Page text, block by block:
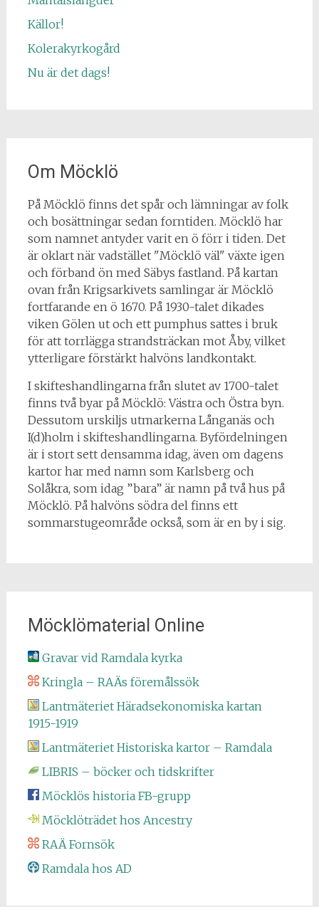
Källor!
Kolerakyrkogård
Nu är det dags!
Om Möcklö
På Möcklö finns det spår och lämningar av folk
och bosättningar sedan forntiden. Möcklö har
som namnet antyder varit en ö förr i tiden. Det
är oklart när vadstället "Möcklö väl" växte igen
och förband ön med Säbys fastland. På kartan
ovan från Krigsarkivets samlingar är Möcklö
fortfarande en ö 1670. På 1930-talet dikades
viken Gölen ut och ett pumphus sattes i bruk
för att torrlägga strandsträckan mot Åby, vilket
ytterligare förstärkt halvöns landkontakt.
I skifteshandlingarna från slutet av 1700-talet
finns två byar på Möcklö: Västra och Östra byn.
Dessutom urskiljs utmarkerna Långanäs och
I(d)holm i skifteshandlingarna. Byfördelningen
är i stort sett densamma idag, även om dagens
kartor har med namn som Karlsberg och
Solåkra, som idag ”bara” är namn på två hus på
Möcklö. På halvöns södra del finns ett
sommarstugeområde också, som är en by i sig.
Möcklömaterial Online
Gravar vid Ramdala kyrka
Kringla – RAÄs föremålssök
Lantmäteriet Häradsekonomiska kartan
1915-1919
Lantmäteriet Historiska kartor – Ramdala
LIBRIS – böcker och tidskrifter
Möcklös historia FB-grupp
Möcklöträdet hos Ancestry
RAÄ Fornsök
Ramdala hos AD